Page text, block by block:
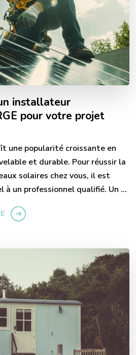
installateur
pour votre projet
une popularité croissante en
et durable. Pour réussir la
solaires chez vous, il est
à un professionnel qualifié. Un …